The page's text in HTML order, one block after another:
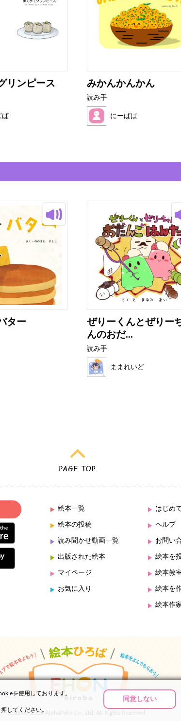
リンピース
ぱ
みかんかんかん
読み手
にーぱぱ
ター
ぜりーくんとぜりー
んのおだ...
読み手
ままれいど
絵本一覧
絵本の投稿
読み聞かせ動画一覧
出版された絵本
マイページ
お気に入り
はじめ
ヘルプ
お問い
絵本を
絵本教
絵本を
絵本作
(C)2000-2026 AlphaPolis Co., Ltd. All Rights Reserved.
を使用しております。
してください。
同意しない